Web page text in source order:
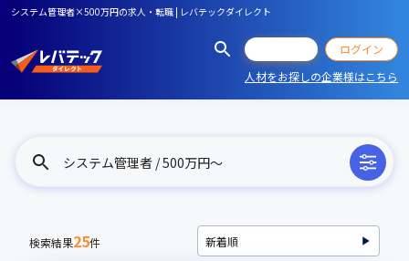
システム管理者×500万円の求人・転職 | レバテックダイレクト
ログイン
人材をお探しの企業様はこちら
システム管理者 / 500万円〜
検索結果25件